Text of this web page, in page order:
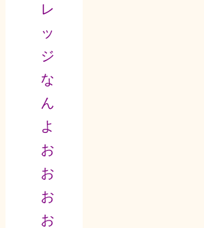
レ
ッ
ジ
な
ん
よ
お
お
お
お